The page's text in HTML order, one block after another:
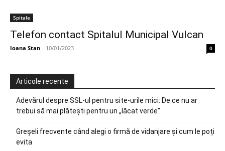
Spitale
Telefon contact Spitalul Municipal Vulcan
Ioana Stan - 10/01/2023 0
Articole recente
Adevărul despre SSL-ul pentru site-urile mici: De ce nu ar
trebui să mai plătești pentru un „lăcat verde”
Greșeli frecvente când alegi o firmă de vidanjare și cum le poți
evita